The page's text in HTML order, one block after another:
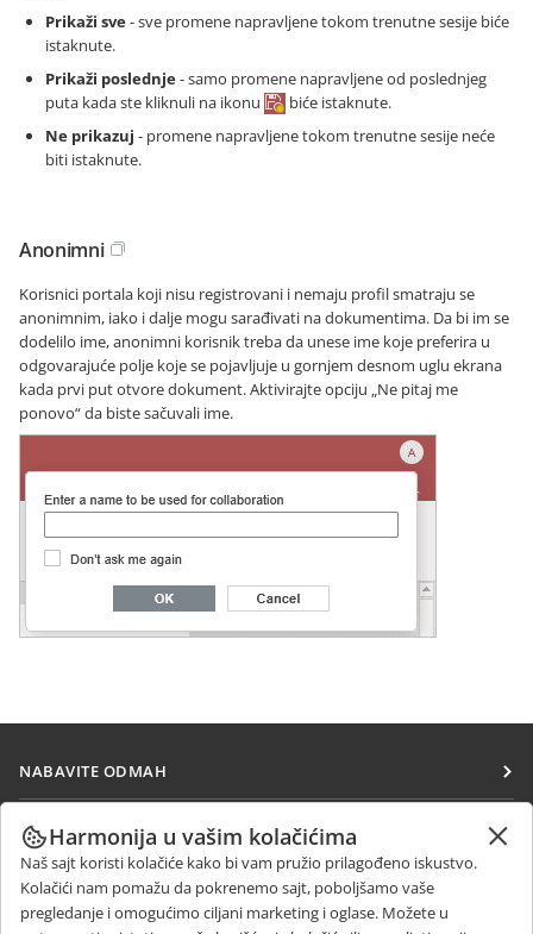
Prikaži sve- sve promene napravljene tokom trenutne sesije biće
istaknute.
Prikaži poslednje- samo promene napravljene od poslednjeg
puta kada ste kliknuli na ikonu
biće istaknute.
Ne prikazuj - promene napravljene tokom trenutne sesije neće
biti istaknute.
Anonimni
Korisnici portala koji nisu registrovani i nemaju profil smatraju se
anonimnim, iako i dalje mogu sarađivati na dokumentima. Da bi im se
dodelilo ime, anonimni korisnik treba da unese ime koje preferira u
odgovarajuće polje koje se pojavljuje u gornjem desnom uglu ekrana
kada prvi put otvore dokument. Aktivirajte opciju „Ne pitaj me
ponovo“ da biste sačuvali ime.
NABAVITE ODMAH
Docs
DocSpace
Workspace
SARAĐUJTE
Za doprinosioce
Za prevodioce
PRIMAJTE VESTI
Blog
Harmonija u vašim kolačićima
Naš sajt koristi kolačiće kako bi vam pružio prilagođeno iskustvo.
Kolačići nam pomažu da pokrenemo sajt, poboljšamo vaše
pregledanje i omogućimo ciljani marketing i oglase. Možete u